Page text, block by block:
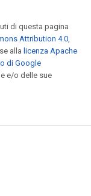
di questa pagina
Attribution 4.0,
alla licenza Apache
di Google
e/o delle sue